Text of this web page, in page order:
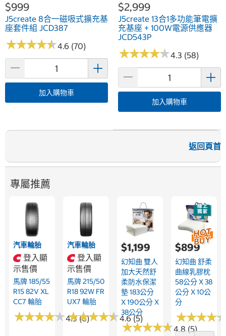
$999
J5create 8合一磁吸式擴充基
座套件組 JCD387
★★★★★
★★★★★4.6 (70)
加入購物車
$2,999
J5create 13合1多功能筆電擴
充基座 + 100W電源供應器
JCD543P
★★★★★
★★★★★4.3 (58)
加入購物車
返回頁首
專屬推薦
汽車輪胎
登入顯
示售價
馬牌 185/55
R15 82V XL
CC7 輪胎
★★★★★
★★★★★4.3 (6)
汽車輪胎
登入顯
示售價
馬牌 215/50
R18 92W FR
UX7 輪胎
★★★★★
★★★★★4.6 (5)
$1,199
幻知曲 雙人
加大天然舒
柔防水保潔
墊 183公分
X 190公分 X
38公分
★★★★★
★★★★★4.8 (5)
$899
幻知曲 舒柔
曲線乳膠枕
58公分 X 38
公分 X 10公
分
★★★★
★★★★